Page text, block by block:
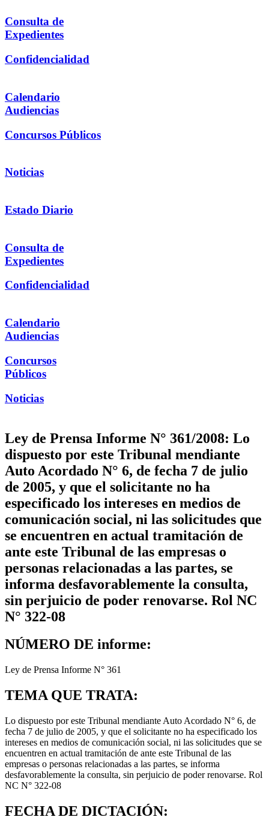
Consulta de
Expedientes
Confidencialidad
Calendario
Audiencias
Concursos Públicos
Noticias
Estado Diario
Consulta de
Expedientes
Confidencialidad
Calendario
Audiencias
Concursos
Públicos
Noticias
Ley de Prensa Informe N° 361/2008: Lo
dispuesto por este Tribunal mendiante
Auto Acordado N° 6, de fecha 7 de julio
de 2005, y que el solicitante no ha
especificado los intereses en medios de
comunicación social, ni las solicitudes que
se encuentren en actual tramitación de
ante este Tribunal de las empresas o
personas relacionadas a las partes, se
informa desfavorablemente la consulta,
sin perjuicio de poder renovarse. Rol NC
N° 322-08
NÚMERO DE informe:
Ley de Prensa Informe N° 361
TEMA QUE TRATA:
Lo dispuesto por este Tribunal mendiante Auto Acordado N° 6, de
fecha 7 de julio de 2005, y que el solicitante no ha especificado los
intereses en medios de comunicación social, ni las solicitudes que se
encuentren en actual tramitación de ante este Tribunal de las
empresas o personas relacionadas a las partes, se informa
desfavorablemente la consulta, sin perjuicio de poder renovarse. Rol
NC N° 322-08
FECHA DE DICTACIÓN: